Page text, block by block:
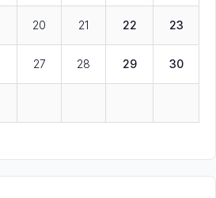
20 21 22 23
27 28 29 30